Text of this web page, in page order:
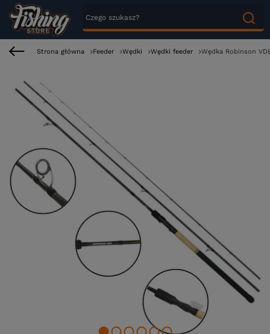
Strona główna Feeder Wędki Wędki feeder Wędka Robinson